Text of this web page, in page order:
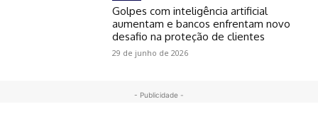
Golpes com inteligência artificial
aumentam e bancos enfrentam novo
desafio na proteção de clientes
29 de junho de 2026
- Publicidade -